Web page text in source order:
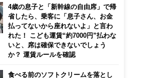
4歳の息子と「新幹線の自由席」で帰
省したら、乗客に「息子さん、お金
払ってないから座れないよ」と言わ
れた！ こども運賃“約7000円”払わな
いと、席は確保できないでしょう
か？ 運賃ルールを確認
食べる前のソフトクリームを落とし